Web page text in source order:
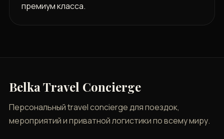
премиум класса.
Belka Travel Concierge
Персональный travel concierge для поездок,
мероприятий и приватной логистики по всему миру.